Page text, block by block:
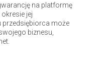
na platformę
jej
przedsiębiorca może
biznesu,